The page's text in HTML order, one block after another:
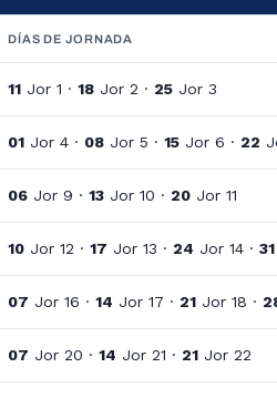
DÍAS DE JORNADA
11 Jor 1 · 18 Jor 2 · 25 Jor 3
01 Jor 4 · 08 Jor 5 · 15 Jor 6 · 22
06 Jor 9 · 13 Jor 10 · 20 Jor 11
10 Jor 12 · 17 Jor 13 · 24 Jor 14 · 31
07 Jor 16 · 14 Jor 17 · 21 Jor 18 ·
07 Jor 20 · 14 Jor 21 · 21 Jor 22